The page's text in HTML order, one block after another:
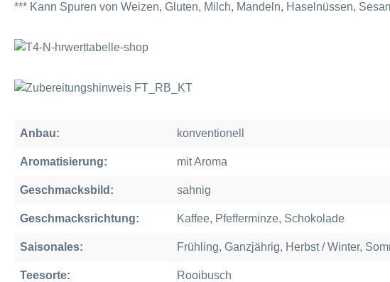
*** Kann Spuren von Weizen, Gluten, Milch, Mandeln, Haselnüssen,
Anbau: konventionell
Aromatisierung: mit Aroma
Geschmacksbild: sahnig
Geschmacksrichtung: Kaffee, Pfefferminze, Schokolade
Saisonales: Frühling, Ganzjährig, Herbst / Winter,
Teesorte: Rooibusch